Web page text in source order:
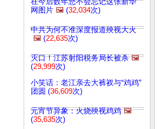
网图片 🖼️ (32,034次)
中共为何不准深度报道殃视大火
🖼️ (22,635次)
灭口！江苏射阳税务局长被杀 🖼️
(29,999次)
小笑话：老江亲去大裤衩与“鸡鸡”
团圆 (36,609次)
元宵节异象：火烧殃视鸡鸡 🖼️
(35,635次)